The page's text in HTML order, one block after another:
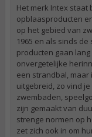
Het merk Intex staat
opblaasproducten
op het gebied van
1965 en als sinds
producten gaan
onvergetelijke
een strandbal, maar
uitgebreid, zo vind
zwembaden,
zijn gemaakt van
strenge normen op
zet zich ook in om